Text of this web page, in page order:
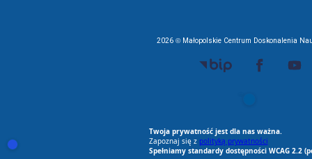
Otwórz ustawienia zgód cookie i zgód RODO
2026 © Małopolskie Centrum Doskonalenia
Twoja prywatność jest dla nas ważna.
Zapoznaj się z polityką prywatności
Spełniamy standardy dostępności WCAG 2.2